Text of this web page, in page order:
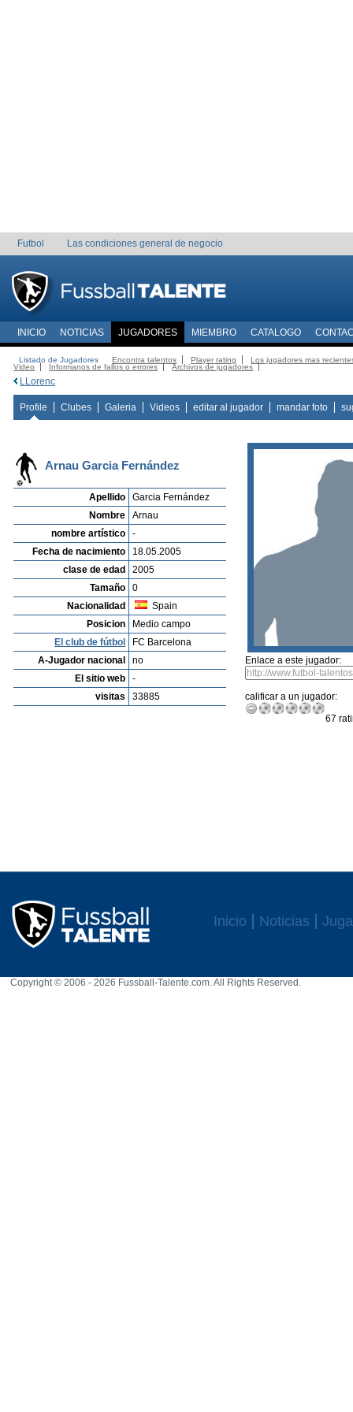
Futbol Las condiciones general de negocio
INICIO NOTICIAS JUGADORES MIEMBRO CATALOGO
Listado de Jugadores Encontra talentos Player rating
Los jugadores mas
Video
Informanos de fallos o errores Archivos de jugadores
LLorenc
Profile Clubes Galeria Videos editar al jugador mandar foto
Arnau Garcia Fernández
Apellido
Garcia Fernández
Nombre
Arnau
nombre artístico
-
Fecha de nacimiento
18.05.2005
clase de edad
2005
Tamaño
0
Nacionalidad
Spain
Posicion
Medio campo
El club de fútbol
FC Barcelona
A-Jugador nacional
no
El sitio web
-
visitas
33885
Enlace a este jugador:
calificar a un jugador:
67
Inicio Noticias
Copyright © 2006 - 2026 Fussball-Talente.com. All Rights Reserved.